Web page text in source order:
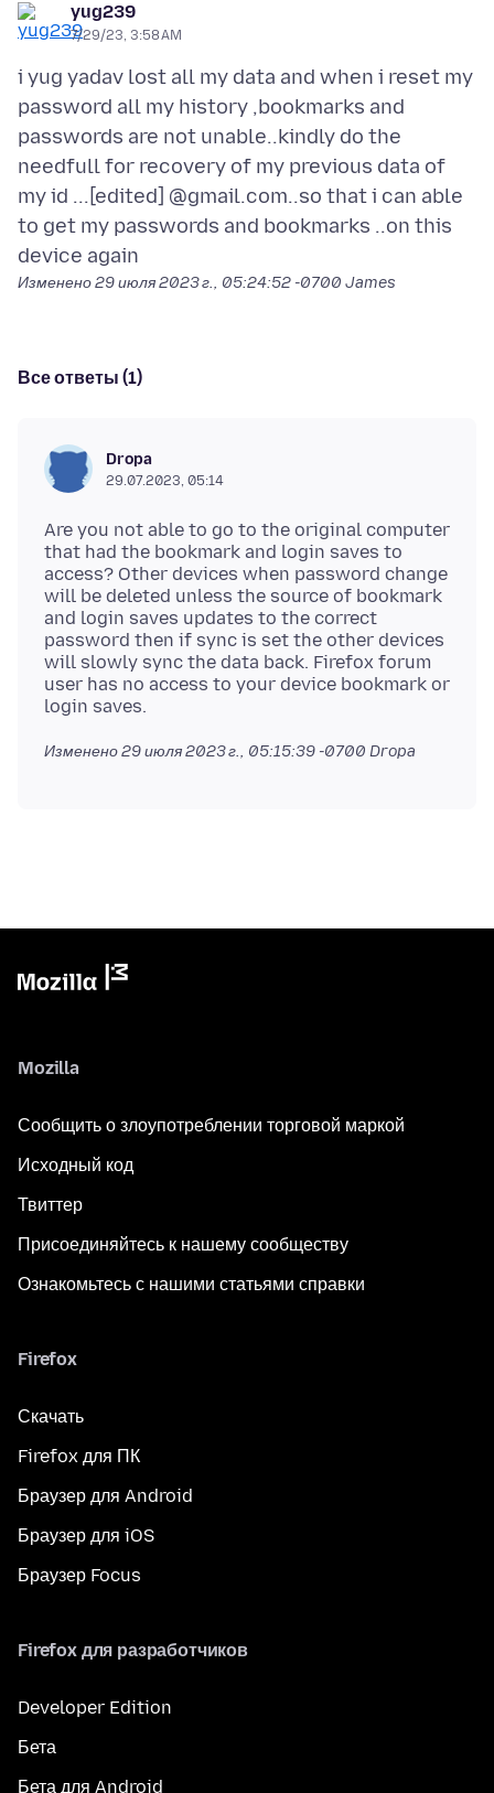
yug239
7/29/23, 3:58 AM
i yug yadav lost all my data and when i reset my
password all my history ,bookmarks and
passwords are not unable..kindly do the
needfull for recovery of my previous data of
my id ...[edited] @gmail.com..so that i can able
to get my passwords and bookmarks ..on this
Изменено29 июля 2023 г., 05:24:52 -0700 James
Все ответы (1)
Dropa
29.07.2023, 05:14
Are you not able to go to the original computer
that had the bookmark and login saves to
access? Other devices when password change
will be deleted unless the source of bookmark
and login saves updates to the correct
password then if sync is set the other devices
will slowly sync the data back. Firefox forum
user has no access to your device bookmark or
Изменено29 июля 2023 г., 05:15:39 -0700 Dropa
Mozilla
Сообщить о злоупотреблении торговой маркой
Исходный код
Твиттер
Присоединяйтесь к нашему сообществу
Ознакомьтесь с нашими статьями справки
Firefox
Скачать
Firefox для ПК
Браузер для Android
Браузер для iOS
Браузер Focus
Firefox для разработчиков
Developer Edition
Бета
Бета для Android